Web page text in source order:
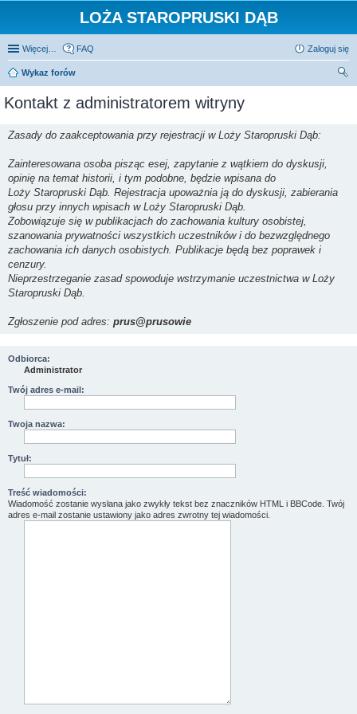
LOŻA STAROPRUSKI DĄB
Więcej… FAQ Zaloguj się
Wykaz forów
Kontakt z administratorem witryny
Zasady do zaakceptowania przy rejestracji w Loży Staropruski Dąb:
Zainteresowana osoba pisząc esej, zapytanie z wątkiem do dyskusji,
opinię na temat historii, i tym podobne, będzie wpisana do
Loży Staropruski Dąb. Rejestracja upoważnia ją do dyskusji, zabierania
głosu przy innych wpisach w Loży Staropruski Dąb.
Zobowiązuje się w publikacjach do zachowania kultury osobistej,
szanowania prywatności wszystkich uczestników i do bezwzględnego
zachowania ich danych osobistych. Publikacje będą bez poprawek i
cenzury.
Nieprzestrzeganie zasad spowoduje wstrzymanie uczestnictwa w Loży
Staropruski Dąb.
Zgłoszenie pod adres: prus@prusowie
Odbiorca:
Administrator
Twój adres e-mail:
Twoja nazwa:
Tytuł:
Treść wiadomości:
Wiadomość zostanie wysłana jako zwykły tekst bez znaczników HTML i BBCode. Twój
adres e-mail zostanie ustawiony jako adres zwrotny tej wiadomości.